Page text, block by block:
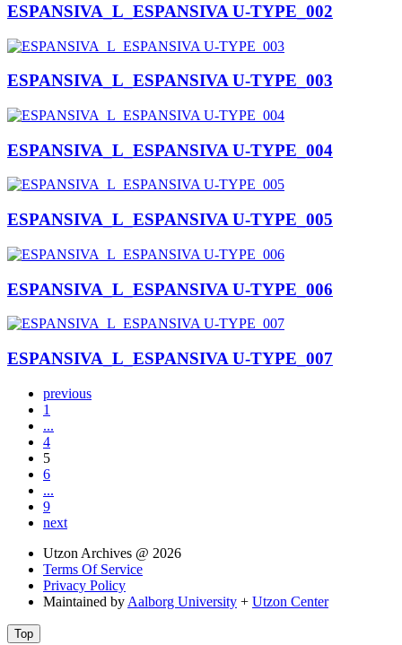
ESPANSIVA_L_ESPANSIVA U-TYPE_002
ESPANSIVA_L_ESPANSIVA U-TYPE_003
ESPANSIVA_L_ESPANSIVA U-TYPE_004
ESPANSIVA_L_ESPANSIVA U-TYPE_005
ESPANSIVA_L_ESPANSIVA U-TYPE_006
ESPANSIVA_L_ESPANSIVA U-TYPE_007
previous
1
...
4
5
6
...
9
next
Utzon Archives @ 2026
Terms Of Service
Privacy Policy
Maintained by Aalborg University + Utzon Center
Top